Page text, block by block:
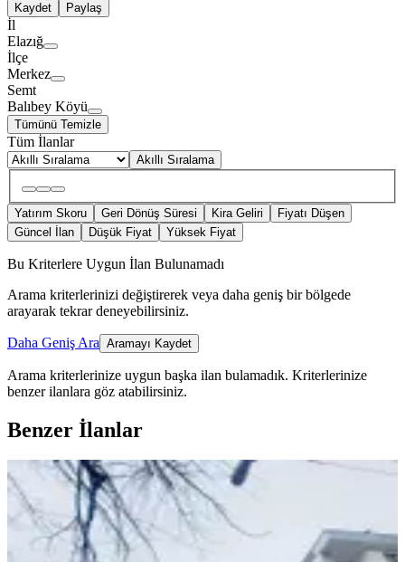
Kaydet
Paylaş
İl
Elazığ
İlçe
Merkez
Semt
Balıbey Köyü
Tümünü Temizle
Tüm İlanlar
Akıllı Sıralama
Yatırım Skoru Geri Dönüş Süresi Kira Geliri
Fiyatı Düşen
Güncel İlan
Düşük Fiyat Yüksek Fiyat
Bu Kriterlere Uygun İlan Bulunamadı
Arama kriterlerinizi değiştirerek veya daha geniş bir bölgede
arayarak tekrar deneyebilirsiniz.
Daha Geniş Ara Aramayı Kaydet
Arama kriterlerinize uygun başka ilan bulamadık. Kriterlerinize
benzer ilanlara göz atabilirsiniz.
Benzer İlanlar
ÖNE ÇIKAN
%2
Sürsürü Mahallesinde 2+1 Satılık
Eşyalı Daire
Merkez, Sürsürü Mahallesi